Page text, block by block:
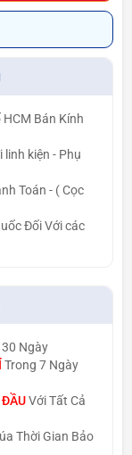
Bán Kính
linh kiện - Phụ
Toán - ( Cọc
Đối Với các
Ngày
Trong 7 Ngày
ĐẦU Với Tất Cả
Thời Gian Bảo